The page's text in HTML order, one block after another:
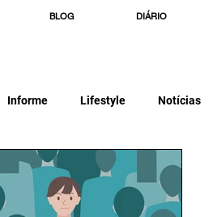
BLOG DIÁRIO
Informe Lifestyle Notícias
Esporte Diário de Habilitação